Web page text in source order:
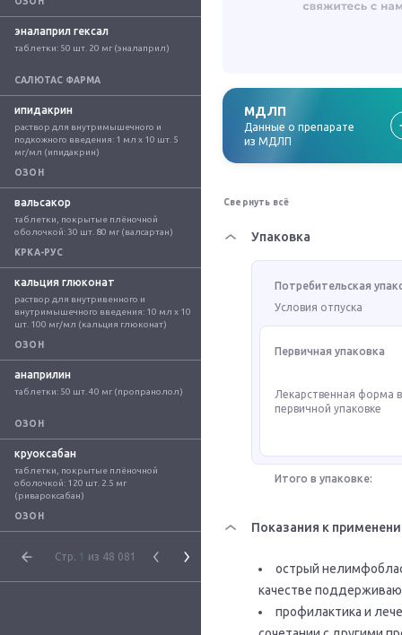
эналаприл гексал
таблетки: 50 шт. 20 мг (эналаприл)
САЛЮТАС ФАРМА
ипидакрин
раствор для внутримышечного и
подкожного введения: 1 мл x 10 шт. 5
мг/мл (ипидакрин)
ОЗОН
вальсакор
таблетки, покрытые плёночной
оболочкой: 30 шт. 80 мг (валсартан)
КРКА-РУС
кальция глюконат
раствор для внутривенного и
внутримышечного введения: 10 мл x 10
шт. 100 мг/мл (кальция глюконат)
ОЗОН
анаприлин
таблетки: 50 шт. 40 мг (пропранолол)
ОЗОН
круоксабан
таблетки, покрытые плёночной
оболочкой: 120 шт. 2.5 мг
(ривароксабан)
ОЗОН
Стр. 1 из 48 081
МДЛП
Данные о препарате
из МДЛП
Свернуть всё
Упаковка
Потребительская
Условия отпуска
Первичная упаковка
Лекарственная форма
первичной упаковке
Итого в упаковке:
Показания к
острый
качестве
профилактика и